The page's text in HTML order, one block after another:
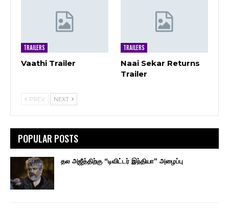
TRAILERS
Vaathi Trailer
TRAILERS
Naai Sekar Returns
Trailer
PREV NEXT
POPULAR POSTS
தல அஜீத்திற்கு “டிவிட்டர் இந்தியா” அழைப்பு